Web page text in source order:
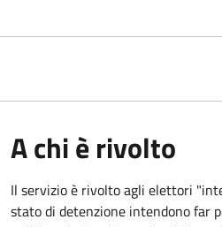
A chi è rivolto
Il servizio è rivolto agli elettori
stato di detenzione intendono far